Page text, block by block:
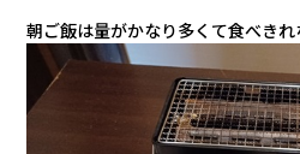
朝ご飯は量がかなり多くて食べき